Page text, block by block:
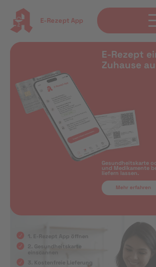
E-Rezept App
E-Rezept
Zuhause
Gesundheitskarte
und Medikamente
liefern lassen.
Mehr erfahren
1. E-Rezept App öffnen
2. Gesundheitskarte
einscannen
3. Kostenfreie Lieferung